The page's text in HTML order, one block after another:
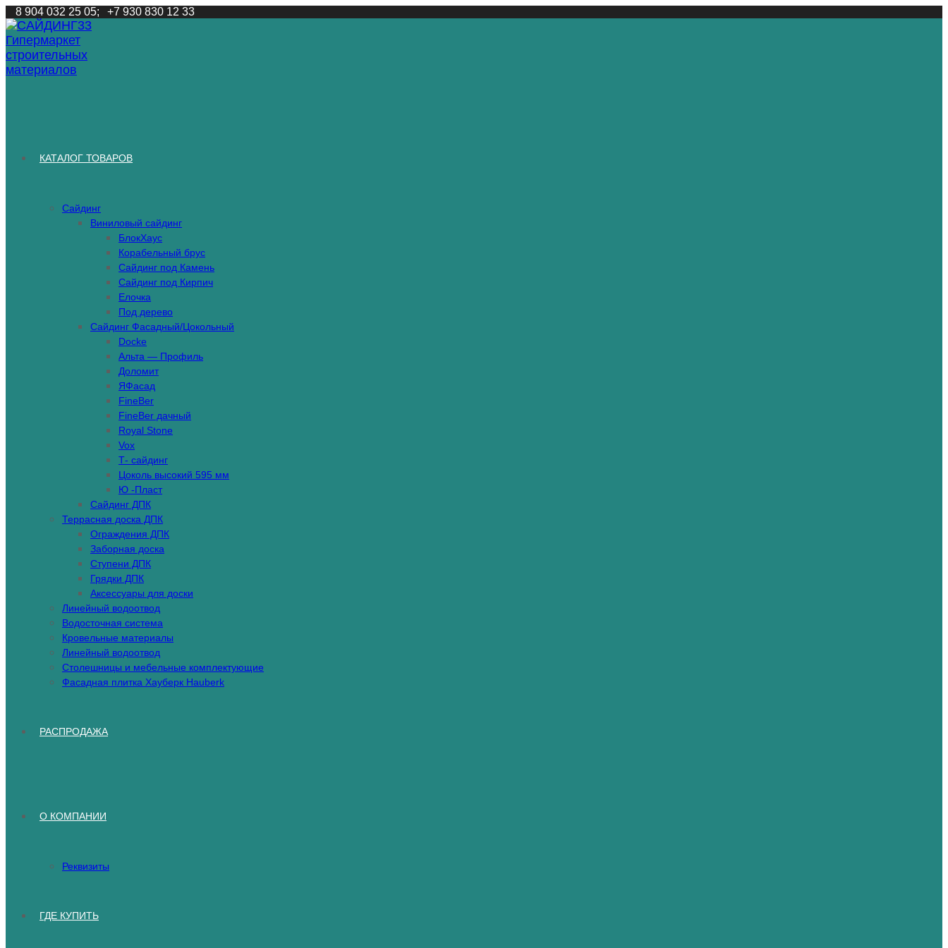
Перейти
к
содержимому
8 904 032 25 05; +7 930 830 12 33
КАТАЛОГ ТОВАРОВ
Сайдинг
Виниловый сайдинг
БлокХаус
Корабельный брус
Сайдинг под Камень
Сайдинг под Кирпич
Елочка
Под дерево
Сайдинг Фасадный/Цокольный
Docke
Альта — Профиль
Доломит
ЯФасад
FineBer
FineBer дачный
Royal Stone
Vox
Т- сайдинг
Цоколь высокий 595 мм
Ю -Пласт
Сайдинг ДПК
Террасная доска ДПК
Ограждения ДПК
Заборная доска
Ступени ДПК
Грядки ДПК
Аксессуары для доски
Линейный водоотвод
Водосточная система
Кровельные материалы
Линейный водоотвод
Столешницы и мебельные комплектующие
Фасадная плитка Хауберк Hauberk
РАСПРОДАЖА
О КОМПАНИИ
Реквизиты
ГДЕ КУПИТЬ